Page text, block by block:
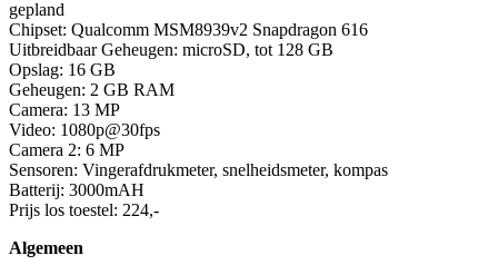
gepland
Chipset: Qualcomm MSM8939v2 Snapdragon 616
Uitbreidbaar Geheugen: microSD, tot 128 GB
Opslag: 16 GB
Geheugen: 2 GB RAM
Camera: 13 MP
Video: 1080p@30fps
Camera 2: 6 MP
Sensoren: Vingerafdrukmeter, snelheidsmeter, kompas
Batterij: 3000mAH
Prijs los toestel: 224,-
Algemeen